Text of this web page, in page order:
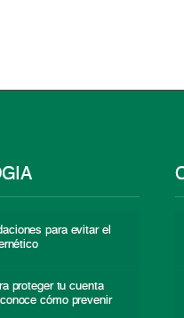
para evitar el
proteger tu cuenta
cómo prevenir